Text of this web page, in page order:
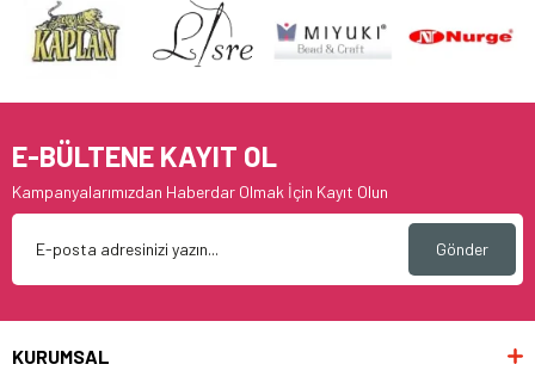
E-BÜLTENE KAYIT OL
Kampanyalarımızdan Haberdar Olmak İçin Kayıt Olun
Gönder
KURUMSAL